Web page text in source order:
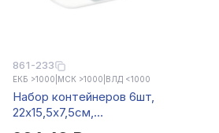
861-233
ЕКБ >1000 МСК >1000 ВЛД <1000
Набор контейнеров 6шт,
22x15,5x7,5см,